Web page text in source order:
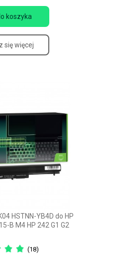
koszyka
się więcej
HSTNN-YB4D do HP
B M4 HP 242 G1 G2
(18)